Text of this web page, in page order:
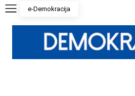
e-Demokracija